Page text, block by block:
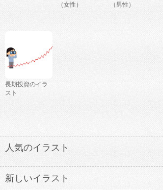
（女性）
（男性）
長期投資のイラ
スト
人気のイラスト
新しいイラスト